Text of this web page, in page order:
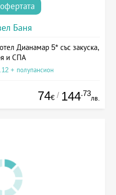
Баня
Дианамар 5* със закуска,
и СПА
+ полупансион
74€ / 144.73
лв.